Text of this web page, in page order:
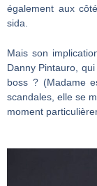
également aux
sida.
Mais son
Danny Pintauro,
boss ? (Madame
scandales, elle se
moment